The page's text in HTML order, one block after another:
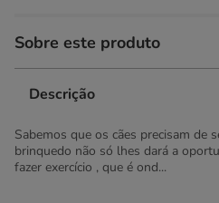
Sobre este produto
Descrição
Sabemos que os cães precisam de
brinquedo não só lhes dará a
fazer exercício , que é ond...